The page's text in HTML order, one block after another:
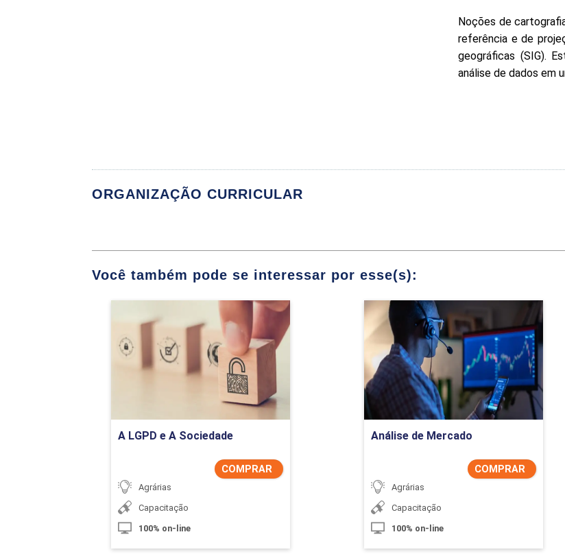
Noções de
referência e de
geográficas (SIG).
análise de dados em
ORGANIZAÇÃO CURRICULAR
Cartografia: estudo sobre a elaboração da base cartográfica
Cartografia: estudo sobre o sistema de referência
Cartografia: estudos sobre o sistema de projeção
Cartografia: interpretação e estudos da base cartográfica
SIG: separação dos níveis temáticos, gráficos e descritivos
SIG: aquisição dos dados
SIG: pré-processamento e análises dos dados gráficos e
Você também pode se interessar por esse(s):
A LGPD e A Sociedade
COMPRAR
Agrárias
Capacitação
100% on-line
A LGPD e A Sociedade
Detalhes do curso
Comprar Agora
Análise de Mercado
COMPRAR
Agrárias
Capacitação
100% on-line
Análise de Mercado
Detalhes do curso
Comprar Agora